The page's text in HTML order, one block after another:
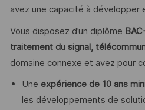
avez une capacité à développer
Vous disposez d’un diplôme
traitement du signal,
domaine connexe et avez pour
Une expérience de 10 ans
les développements de